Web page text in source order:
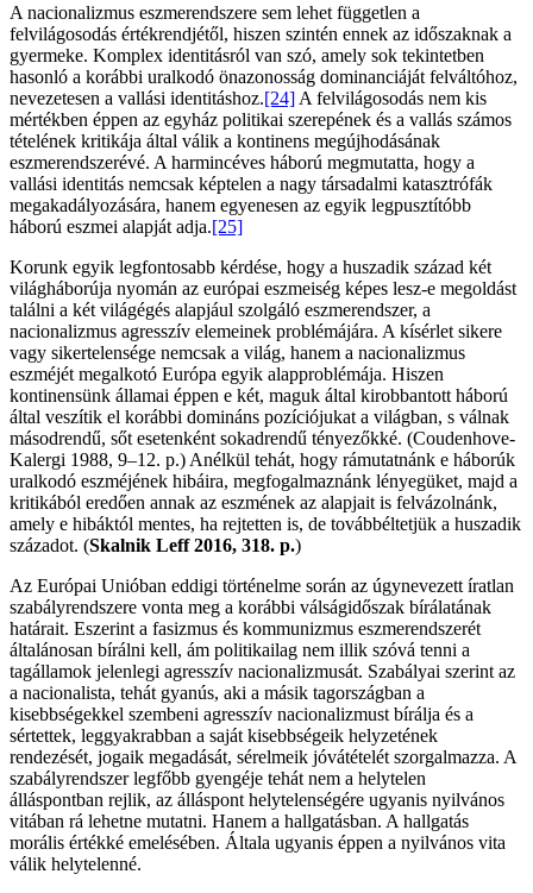
A nacionalizmus eszmerendszere sem lehet független a
felvilágosodás értékrendjétől, hiszen szintén ennek az időszaknak a
gyermeke. Komplex identitásról van szó, amely sok tekintetben
hasonló a korábbi uralkodó önazonosság dominanciáját felváltóhoz,
nevezetesen a vallási identitáshoz.[24] A felvilágosodás nem kis
mértékben éppen az egyház politikai szerepének és a vallás számos
tételének kritikája által válik a kontinens megújhodásának
eszmerendszerévé. A harmincéves háború megmutatta, hogy a
vallási identitás nemcsak képtelen a nagy társadalmi katasztrófák
megakadályozására, hanem egyenesen az egyik legpusztítóbb
háború eszmei alapját adja.[25]
Korunk egyik legfontosabb kérdése, hogy a huszadik század két
világháborúja nyomán az európai eszmeiség képes lesz-e megoldást
találni a két világégés alapjául szolgáló eszmerendszer, a
nacionalizmus agresszív elemeinek problémájára. A kísérlet sikere
vagy sikertelensége nemcsak a világ, hanem a nacionalizmus
eszméjét megalkotó Európa egyik alapproblémája. Hiszen
kontinensünk államai éppen e két, maguk által kirobbantott háború
által veszítik el korábbi domináns pozíciójukat a világban, s válnak
másodrendű, sőt esetenként sokadrendű tényezőkké. (Coudenhove-
Kalergi 1988, 9–12. p.) Anélkül tehát, hogy rámutatnánk e háborúk
uralkodó eszméjének hibáira, megfogalmaznánk lényegüket, majd a
kritikából eredően annak az eszmének az alapjait is felvázolnánk,
amely e hibáktól mentes, ha rejtetten is, de továbbéltetjük a huszadik
századot. (Skalnik Leff 2016, 318. p.)
Az Európai Unióban eddigi történelme során az úgynevezett íratlan
szabályrendszere vonta meg a korábbi válságidőszak bírálatának
határait. Eszerint a fasizmus és kommunizmus eszmerendszerét
általánosan bírálni kell, ám politikailag nem illik szóvá tenni a
tagállamok jelenlegi agresszív nacionalizmusát. Szabályai szerint az
a nacionalista, tehát gyanús, aki a másik tagországban a
kisebbségekkel szembeni agresszív nacionalizmust bírálja és a
sértettek, leggyakrabban a saját kisebbségeik helyzetének
rendezését, jogaik megadását, sérelmeik jóvátételét szorgalmazza. A
szabályrendszer legfőbb gyengéje tehát nem a helytelen
álláspontban rejlik, az álláspont helytelenségére ugyanis nyilvános
vitában rá lehetne mutatni. Hanem a hallgatásban. A hallgatás
morális értékké emelésében. Általa ugyanis éppen a nyilvános vita
válik helytelenné.